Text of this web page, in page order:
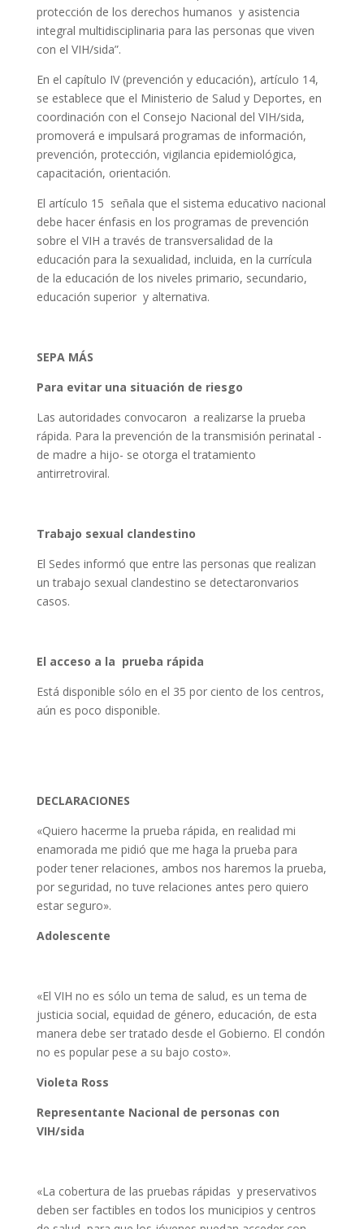
protección de los derechos humanos y asistencia
integral multidisciplinaria para las personas que viven
con el VIH/sida”.
En el capítulo IV (prevención y educación), artículo 14,
se establece que el Ministerio de Salud y Deportes, en
coordinación con el Consejo Nacional del VIH/sida,
promoverá e impulsará programas de información,
prevención, protección, vigilancia epidemiológica,
capacitación, orientación.
El artículo 15 señala que el sistema educativo nacional
debe hacer énfasis en los programas de prevención
sobre el VIH a través de transversalidad de la
educación para la sexualidad, incluida, en la currícula
de la educación de los niveles primario, secundario,
educación superior y alternativa.
SEPA MÁS
Para evitar una situación de riesgo
Las autoridades convocaron a realizarse la prueba
rápida. Para la prevención de la transmisión perinatal -
de madre a hijo- se otorga el tratamiento
antirretroviral.
Trabajo sexual clandestino
El Sedes informó que entre las personas que realizan
un trabajo sexual clandestino se detectaronvarios
casos.
El acceso a la prueba rápida
Está disponible sólo en el 35 por ciento de los centros,
aún es poco disponible.
DECLARACIONES
«Quiero hacerme la prueba rápida, en realidad mi
enamorada me pidió que me haga la prueba para
poder tener relaciones, ambos nos haremos la prueba,
por seguridad, no tuve relaciones antes pero quiero
estar seguro».
Adolescente
«El VIH no es sólo un tema de salud, es un tema de
justicia social, equidad de género, educación, de esta
manera debe ser tratado desde el Gobierno. El condón
no es popular pese a su bajo costo».
Violeta Ross
Representante Nacional de personas con
VIH/sida
«La cobertura de las pruebas rápidas y preservativos
deben ser factibles en todos los municipios y centros